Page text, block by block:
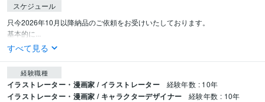
スケジュール
只今2026年10月以降納品のご依頼をお受けいたしております。
基本的に...
すべて見る
経験職種
イラストレーター・漫画家 / イラストレーター 経験年数 : 10年
イラストレーター・漫画家 / キャラクターデザイナー 経験年数 : 10年